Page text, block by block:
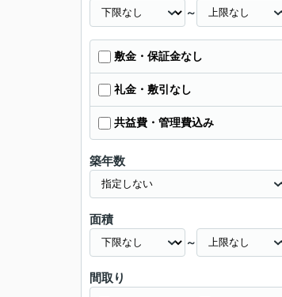
～
敷金・保証金なし
礼金・敷引なし
共益費・管理費込み
築年数
面積
～
間取り